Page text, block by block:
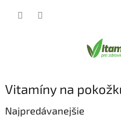
Vitamíny na
Najpredávanejšie